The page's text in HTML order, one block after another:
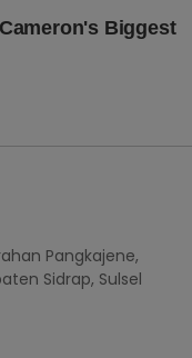
Pangkajene,
Sidrap, Sulsel